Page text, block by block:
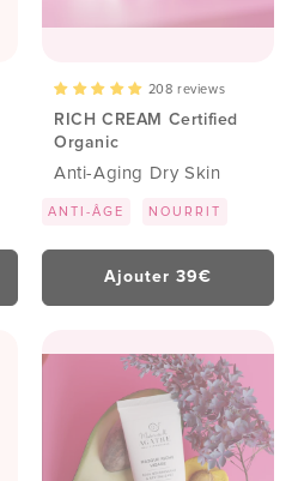
208 reviews
RICH CREAM Certified
Organic
Anti-Aging Dry Skin
ANTI-ÂGE NOURRIT
Ajouter 39€